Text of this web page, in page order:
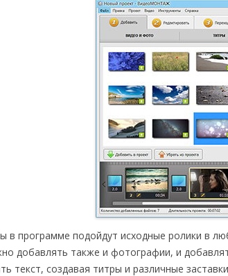
в программе подойдут исходные ролики в
добавлять также и фотографии, и
текст, создавая титры и различные